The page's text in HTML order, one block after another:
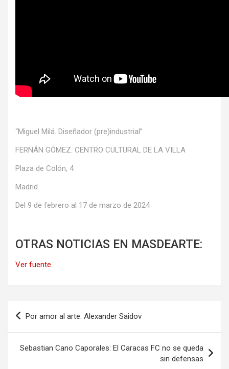
“Miguel Milá. Diseñador (pre)industrial”
FERNÁN GÓMEZ. CENTRO CULTURAL DE LA VILLA
Plaza de Colón, 4
Madrid
Del 9 de febrero al 17 de marzo de 2024
OTRAS NOTICIAS EN MASDEARTE:
Ver fuente
Navegación
entradas
Por amor al arte: Alexander Saidov
Sebastian Cano Caporales: El Caracas FC no se queda
sin defensas